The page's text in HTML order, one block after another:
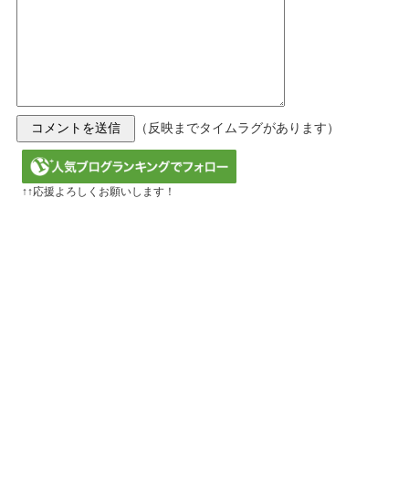
（反映までタイムラグがあります）
↑↑応援よろしくお願いします！